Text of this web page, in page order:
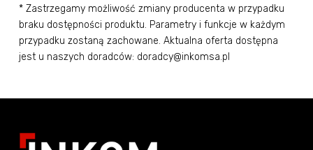
* Zastrzegamy możliwość zmiany producenta w przypadku
braku dostępności produktu. Parametry i funkcje w każdym
przypadku zostaną zachowane. Aktualna oferta dostępna
jest u naszych doradców: doradcy@inkomsa.pl